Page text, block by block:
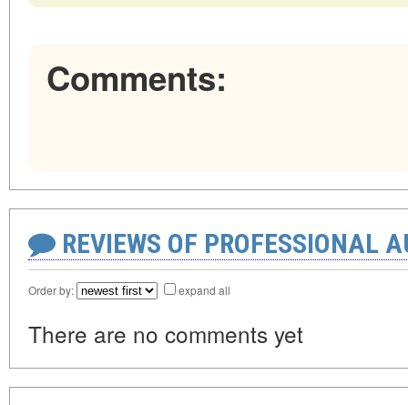
Comments:
REVIEWS OF PROFESSIONAL
Order by: expand all
There are no comments yet